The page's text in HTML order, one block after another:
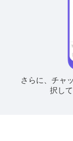
さらに、チャ
択し